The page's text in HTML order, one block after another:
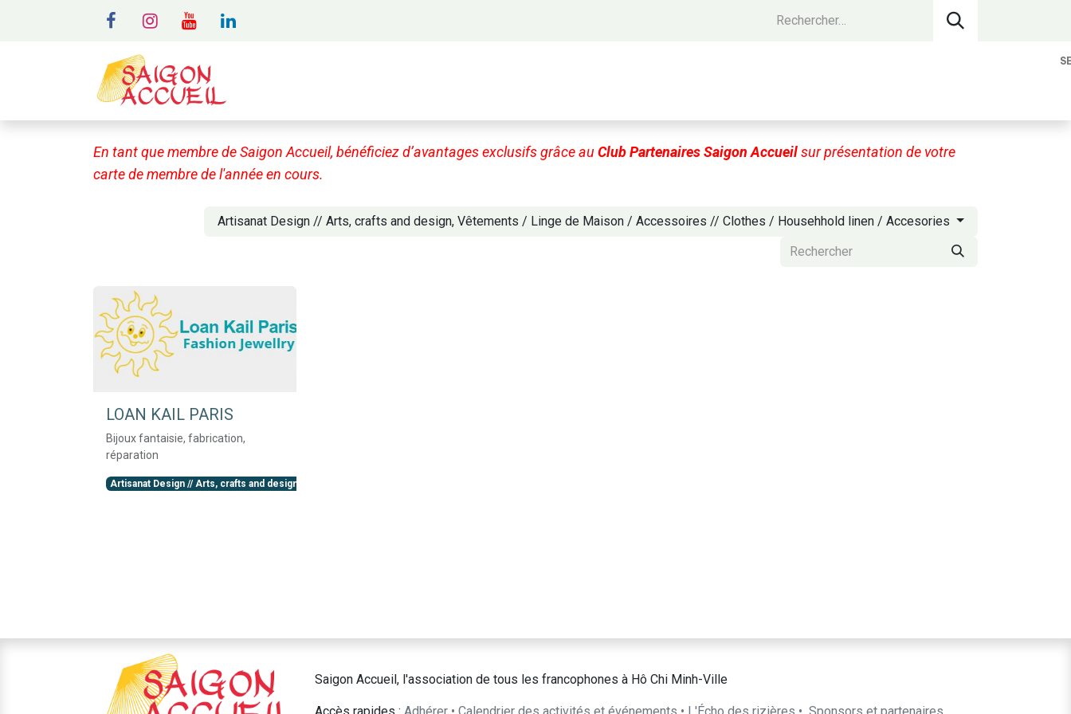
En tant que membre de Saigon Accueil, bénéficiez d’avantages exclusifs grâce au Club Partenaires Saigon Accueilsur présentation de votre
carte de membre de l'année en cours.
Artisanat Design // Arts, crafts and design, Vêtements / Linge de Maison / Accessoires // Clothes / Househhold linen / Accesories
LOAN KAIL PARIS
Bijoux fantaisie, fabrication,
réparation
Artisanat Design // Arts, crafts and design, Vêtements / Linge de Maison / Accessoires // Clothes / Househhold linen / Accesories
Saigon Accueil, l'association de tous les francophones à Hô Chi Minh-Ville